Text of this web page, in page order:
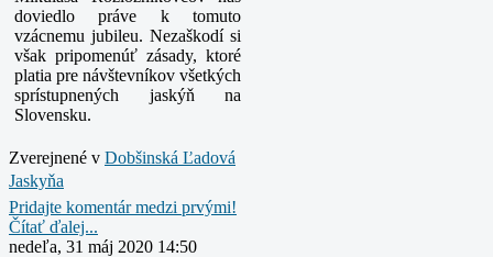
doviedlo práve k tomuto
vzácnemu jubileu. Nezaškodí si
však pripomenúť zásady, ktoré
platia pre návštevníkov všetkých
sprístupnených jaskýň na
Slovensku.
Zverejnené v Dobšinská Ľadová
Jaskyňa
Pridajte komentár medzi prvými!
Čítať ďalej...
nedeľa, 31 máj 2020 14:50